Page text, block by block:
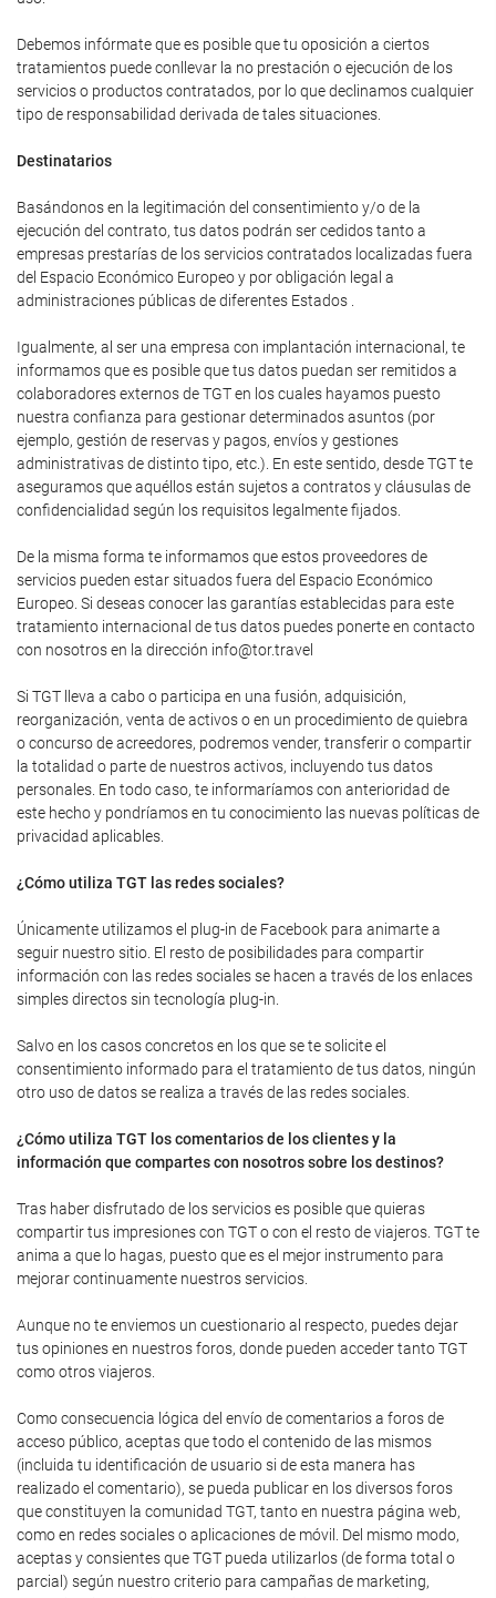
Debemos infórmate que es posible que tu oposición a ciertos
tratamientos puede conllevar la no prestación o ejecución de los
servicios o productos contratados, por lo que declinamos cualquier
tipo de responsabilidad derivada de tales situaciones.
Destinatarios
Basándonos en la legitimación del consentimiento y/o de la
ejecución del contrato, tus datos podrán ser cedidos tanto a
empresas prestarías de los servicios contratados localizadas fuera
del Espacio Económico Europeo y por obligación legal a
administraciones públicas de diferentes Estados .
Igualmente, al ser una empresa con implantación internacional, te
informamos que es posible que tus datos puedan ser remitidos a
colaboradores externos de TGT en los cuales hayamos puesto
nuestra confianza para gestionar determinados asuntos (por
ejemplo, gestión de reservas y pagos, envíos y gestiones
administrativas de distinto tipo, etc.). En este sentido, desde TGT te
aseguramos que aquéllos están sujetos a contratos y cláusulas de
confidencialidad según los requisitos legalmente fijados.
De la misma forma te informamos que estos proveedores de
servicios pueden estar situados fuera del Espacio Económico
Europeo. Si deseas conocer las garantías establecidas para este
tratamiento internacional de tus datos puedes ponerte en contacto
con nosotros en la dirección info@tor.travel
Si TGT lleva a cabo o participa en una fusión, adquisición,
reorganización, venta de activos o en un procedimiento de quiebra
o concurso de acreedores, podremos vender, transferir o compartir
la totalidad o parte de nuestros activos, incluyendo tus datos
personales. En todo caso, te informaríamos con anterioridad de
este hecho y pondríamos en tu conocimiento las nuevas políticas de
privacidad aplicables.
¿Cómo utiliza TGT las redes sociales?
Únicamente utilizamos el plug-in de Facebook para animarte a
seguir nuestro sitio. El resto de posibilidades para compartir
información con las redes sociales se hacen a través de los enlaces
simples directos sin tecnología plug-in.
Salvo en los casos concretos en los que se te solicite el
consentimiento informado para el tratamiento de tus datos, ningún
otro uso de datos se realiza a través de las redes sociales.
¿Cómo utiliza TGT los comentarios de los clientes y la
información que compartes con nosotros sobre los destinos?
Tras haber disfrutado de los servicios es posible que quieras
compartir tus impresiones con TGT o con el resto de viajeros. TGT te
anima a que lo hagas, puesto que es el mejor instrumento para
mejorar continuamente nuestros servicios.
Aunque no te enviemos un cuestionario al respecto, puedes dejar
tus opiniones en nuestros foros, donde pueden acceder tanto TGT
como otros viajeros.
Como consecuencia lógica del envío de comentarios a foros de
acceso público, aceptas que todo el contenido de las mismos
(incluida tu identificación de usuario si de esta manera has
realizado el comentario), se pueda publicar en los diversos foros
que constituyen la comunidad TGT, tanto en nuestra página web,
como en redes sociales o aplicaciones de móvil. Del mismo modo,
aceptas y consientes que TGT pueda utilizarlos (de forma total o
parcial) según nuestro criterio para campañas de marketing,